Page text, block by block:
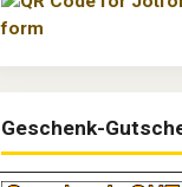
Geschenk-